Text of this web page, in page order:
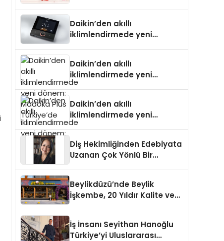
Daikin’den akıllı
iklimlendirmede yeni
Daikin’den akıllı
iklimlendirmede yeni
dönem: Madoka Plus
Daikin’den akıllı
iklimlendirmede yeni
dönem: Madoka Plus
Diş Hekimliğinden Edebiyata
Uzanan Çok Yönlü Bir
Beylikdüzü’nde Beylik
İşkembe, 20 Yıldır Kalite ve
İş İnsanı Seyithan Hanoğlu
Türkiye’yi Uluslararası